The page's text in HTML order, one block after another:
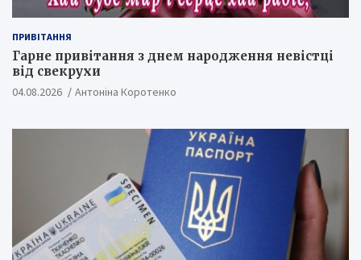
ПРИВІТАННЯ
Гарне привітання з днем народження невістці
від свекрухи
04.08.2026 Антоніна Коротенко